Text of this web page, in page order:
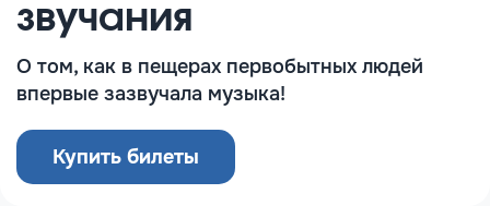
звучания
О том, как в пещерах первобытных людей
впервые зазвучала музыка!
Купить билеты